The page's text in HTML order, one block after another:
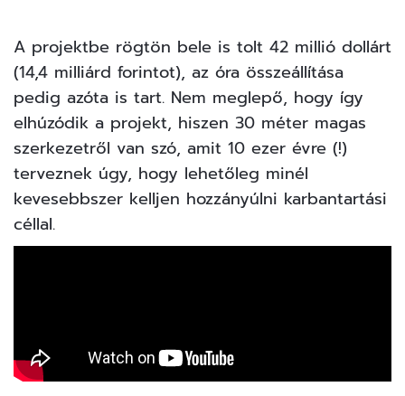
A projektbe rögtön bele is tolt 42 millió dollárt
(14,4 milliárd forintot), az óra összeállítása
pedig azóta is tart. Nem meglepő, hogy így
elhúzódik a projekt, hiszen 30 méter magas
szerkezetről van szó, amit 10 ezer évre (!)
terveznek úgy, hogy lehetőleg minél
kevesebbszer kelljen hozzányúlni karbantartási
céllal.